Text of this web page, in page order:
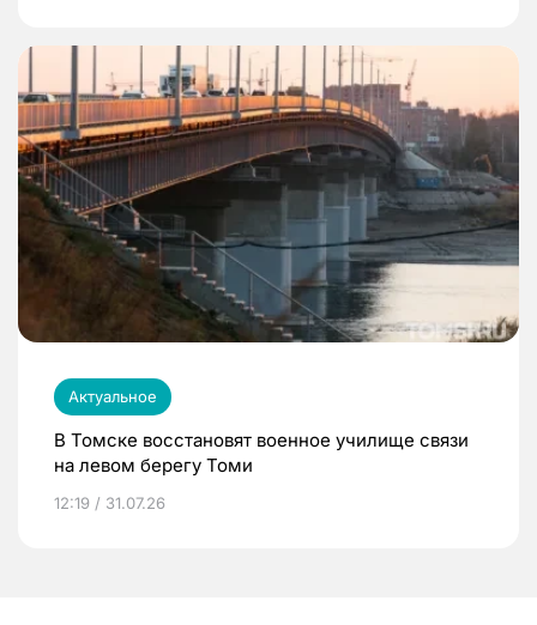
Актуальное
В Томске восстановят военное училище связи
на левом берегу Томи
12:19 / 31.07.26